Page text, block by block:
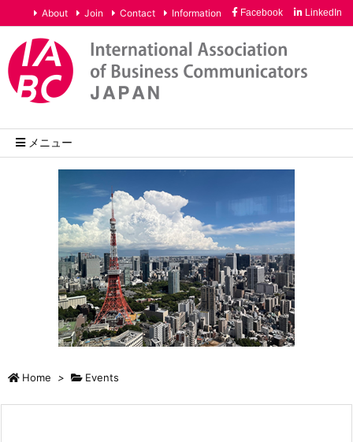
メニュー
About Join Contact Information Facebook LinkedIn
Home > Events